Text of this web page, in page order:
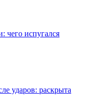
чего испугался
ударов: раскрыта